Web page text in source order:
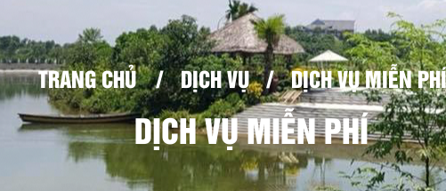
TRANG CHỦ / DỊCH VỤ / DỊCH VỤ MIỄN PHÍ
DỊCH VỤ MIỄN PHÍ